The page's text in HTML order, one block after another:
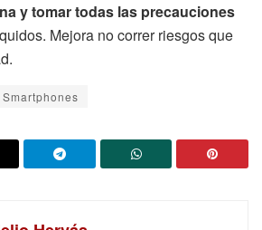
y tomar todas las precauciones
Mejora no correr riesgos que
Smartphones